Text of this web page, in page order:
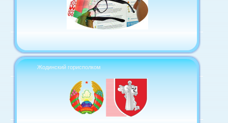
Жодинский горисполком